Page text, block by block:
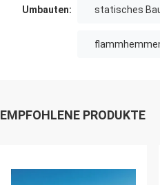
Umbauten: statisches
EMPFOHLENE PRODUKTE